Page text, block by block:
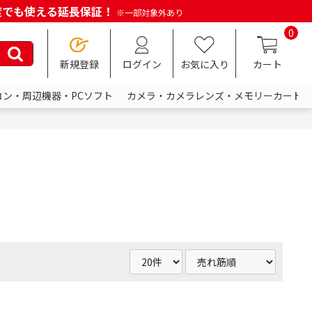
も使える延長保証！ ※一部対象外あり
新規登録 ログイン お気に入り
0
カート
ン・周辺機器・PCソフト
カメラ・カメラレンズ・メモリーカード